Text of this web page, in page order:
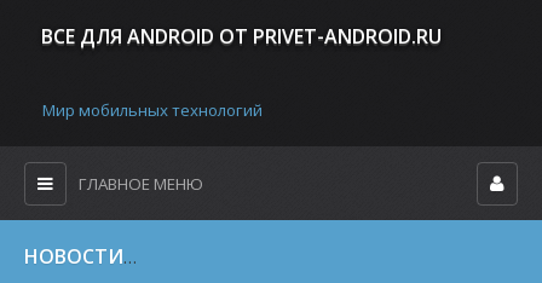
ВСЕ ДЛЯ ANDROID ОТ PRIVET-ANDROID.RU
Мир мобильных технологий
ГЛАВНОЕ МЕНЮ
НОВОСТИ